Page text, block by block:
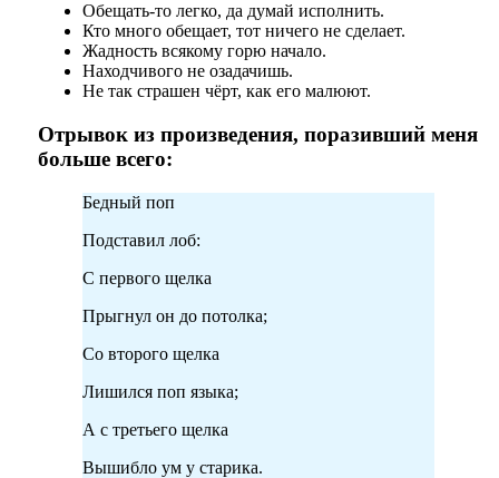
Обещать-то легко, да думай исполнить.
Кто много обещает, тот ничего не сделает.
Жадность всякому горю начало.
Находчивого не озадачишь.
Не так страшен чёрт, как его малюют.
Отрывок из произведения, поразивший меня
больше всего:
Бедный поп
Подставил лоб:
С первого щелка
Прыгнул он до потолка;
Со второго щелка
Лишился поп языка;
А с третьего щелка
Вышибло ум у старика.